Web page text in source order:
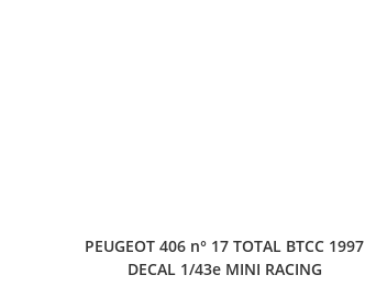
PEUGEOT 406 n° 17 TOTAL BTCC 1997
DECAL 1/43e MINI RACING